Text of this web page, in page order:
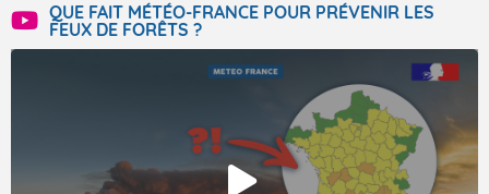
QUE FAIT MÉTÉO-FRANCE POUR PRÉVENIR LES
FEUX DE FORÊTS ?